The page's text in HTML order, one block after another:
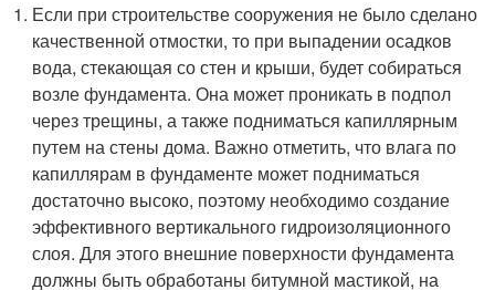
Если при строительстве сооружения не было сделано
качественной отмостки, то при выпадении осадков
вода, стекающая со стен и крыши, будет собираться
возле фундамента. Она может проникать в подпол
через трещины, а также подниматься капиллярным
путем на стены дома. Важно отметить, что влага по
капиллярам в фундаменте может подниматься
достаточно высоко, поэтому необходимо создание
эффективного вертикального гидроизоляционного
слоя. Для этого внешние поверхности фундамента
должны быть обработаны битумной мастикой, на